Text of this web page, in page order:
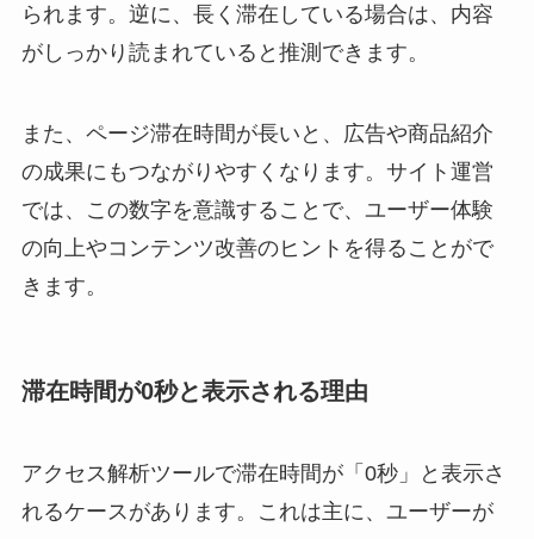
られます。逆に、長く滞在している場合は、内容
がしっかり読まれていると推測できます。
また、ページ滞在時間が長いと、広告や商品紹介
の成果にもつながりやすくなります。サイト運営
では、この数字を意識することで、ユーザー体験
の向上やコンテンツ改善のヒントを得ることがで
きます。
滞在時間が0秒と表示される理由
アクセス解析ツールで滞在時間が「0秒」と表示さ
れるケースがあります。これは主に、ユーザーが